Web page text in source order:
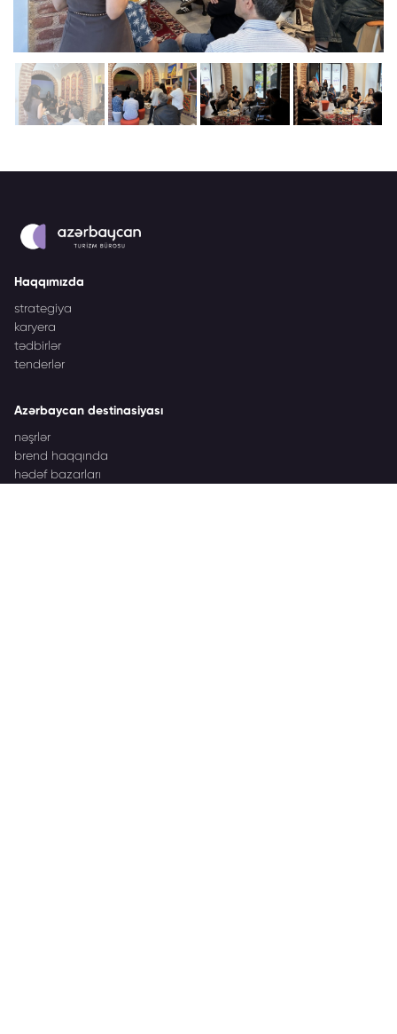
Haqqımızda
strategiya
karyera
tədbirlər
tenderlər
Azərbaycan destinasiyası
nəşrlər
brend haqqında
hədəf bazarları